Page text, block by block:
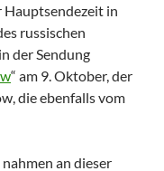
Hauptsendezeit in
russischen
der Sendung
“ am 9. Oktober, der
die ebenfalls vom
an dieser